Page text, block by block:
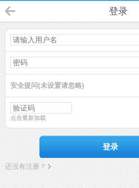
登录
安全提问(未设置请忽略)
点击重新加载
登录
还没有注册？